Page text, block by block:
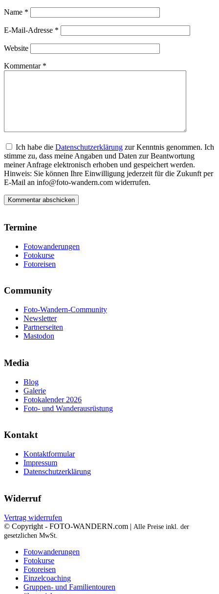
Name *
E-Mail-Adresse *
Website
Kommentar *
Ich habe die Datenschutzerklärung zur Kenntnis genommen. Ich
stimme zu, dass meine Angaben und Daten zur Beantwortung
meiner Anfrage elektronisch erhoben und gespeichert werden.
Hinweis: Sie können Ihre Einwilligung jederzeit für die Zukunft per
E-Mail an info@foto-wandern.com widerrufen.
Termine
Fotowanderungen
Fotokurse
Fotoreisen
Community
Foto-Wandern-Community
Newsletter
Partnerseiten
Mastodon
Media
Blog
Galerie
Fotokalender 2026
Foto- und Wanderausrüstung
Kontakt
Kontaktformular
Impressum
Datenschutzerklärung
Widerruf
Vertrag widerrufen
© Copyright - FOTO-WANDERN.com | Alle Preise inkl. der
gesetzlichen MwSt.
Fotowanderungen
Fotokurse
Fotoreisen
Einzelcoaching
Gruppen- und Familientouren